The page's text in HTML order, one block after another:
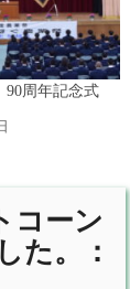
90周年記念式
コーン
た。：